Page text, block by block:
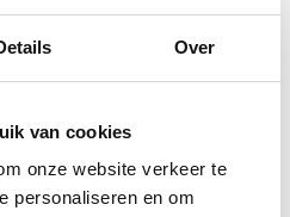
Over
van cookies
onze website verkeer te
personaliseren en om
en klein
voor de NUAIRE
en in uw WTW unit
onze handleiding om uw
U kunt zelf ook eenvoudig